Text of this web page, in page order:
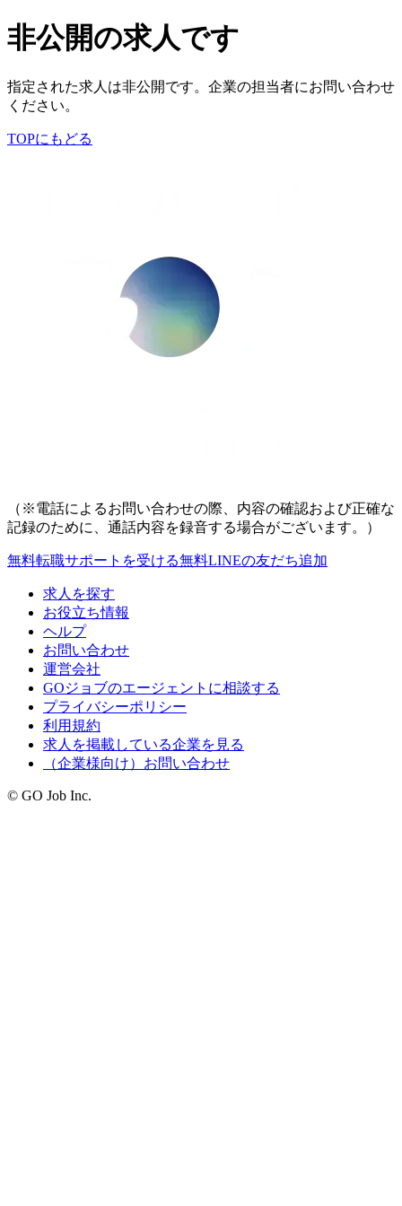
非公開の求人です
指定された求人は非公開です。企業の担当者にお問い合わせ
ください。
TOPにもどる
（※電話によるお問い合わせの際、内容の確認および正確な
記録のために、通話内容を録音する場合がございます。）
無料転職サポートを受ける無料LINEの友だち追加
求人を探す
お役立ち情報
ヘルプ
お問い合わせ
運営会社
GOジョブのエージェントに相談する
プライバシーポリシー
利用規約
求人を掲載している企業を見る
（企業様向け）お問い合わせ
© GO Job Inc.